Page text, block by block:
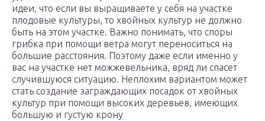
идеи, что если вы выращиваете у себя на участке
плодовые культуры, то хвойных культур не должно
быть на этом участке. Важно понимать, что споры
грибка при помощи ветра могут переноситься на
большие расстояния. Поэтому даже если именно у
вас на участке нет можжевельника, вряд ли спасет
случившуюся ситуацию. Неплохим вариантом может
стать создание заграждающих посадок от хвойных
культур при помощи высоких деревьев, имеющих
большую и густую крону